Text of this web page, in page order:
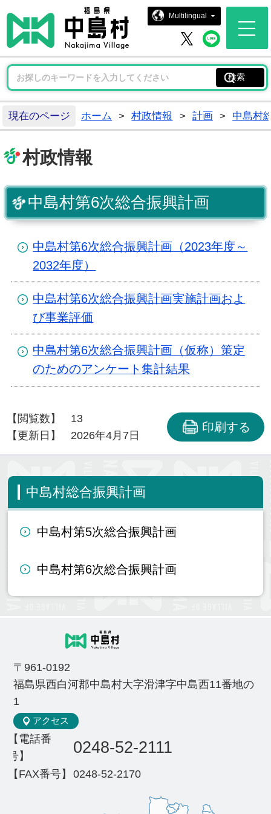
中島村ホ
Multilingual
中島村 X中島
現在のページ ホーム > 村政情報 > 計画 > 中島村
村政情報
中島村第6次総合振興計画
中島村第6次総合振興計画（2023年度～
2032年度）
中島村第6次総合振興計画実施計画およ
び事業評価
中島村第6次総合振興計画（仮称）策定
のためのアンケート集計結果
【閲覧数】
13
【更新日】
2026年4月7日
印刷する
中島村総合振興計画
中島村第5次総合振興計画
中島村第6次総合振興計画
〒961-0192
福島県西白河郡中島村大字滑津字中島西11番地の
1
アクセス
【電話番
号】
0248-52-2111
【FAX番号】 0248-52-2170